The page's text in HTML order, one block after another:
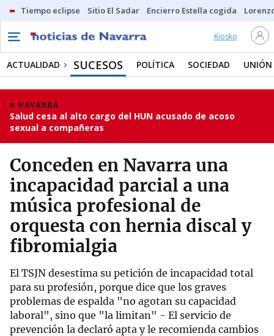
Tiempo eclipse Sitio El Sadar Encierro Estella cogida
Kiosko
ACTUALIDAD SUCESOS POLÍTICA SOCIEDAD UNIÓN
NAVARRA
Salud cesa al alto cargo del HUN acusado de acoso
sexual a compañeras
Conceden en Navarra una
incapacidad parcial a una
música profesional de
orquesta con hernia discal y
fibromialgia
El TSJN desestima su petición de incapacidad total
para su profesión, porque dice que los graves
problemas de espalda "no agotan su capacidad
laboral", sino que "la limitan" - El servicio de
prevención la declaró apta y le recomienda cambios